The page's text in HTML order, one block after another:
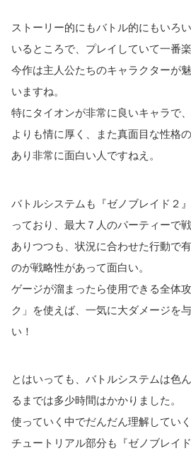
ストーリー的にもバトル的にもいろ
いるところで、プレイしていて一番
今作は主人公たちのキャラクターが
いますね。
特にタイオンが非常に良いキャラで
よりも情に厚く、また真面目な性格
あり非常に面白い人ですねえ。
バトルシステムも『ゼノブレイド２
っており、最大７人のパーティーで
ありつつも、状況に合わせた行動で
のが戦略性があって面白い。
ゲージが溜まったら使用できる全体
ク」を使えば、一気に大ダメージを
い！
とはいっても、バトルシステムは色
るまでは多少時間はかかりました。
使っていく中でだんだん理解していく
チュートリアル部分も『ゼノブレイ